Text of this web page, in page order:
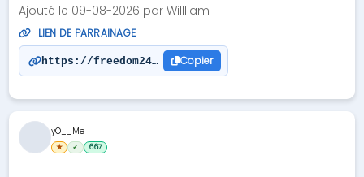
Ajouté le 09-08-2026 par Willliam
LIEN DE PARRAINAGE
https://freedom24.com/invite_from/7317836
Copier
yO__Me
★ ✓ 667